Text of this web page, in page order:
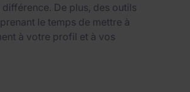
De plus, des outils
le temps de mettre à
à votre profil et à vos